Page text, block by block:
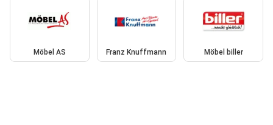
Möbel AS Franz Knuffmann Möbel biller